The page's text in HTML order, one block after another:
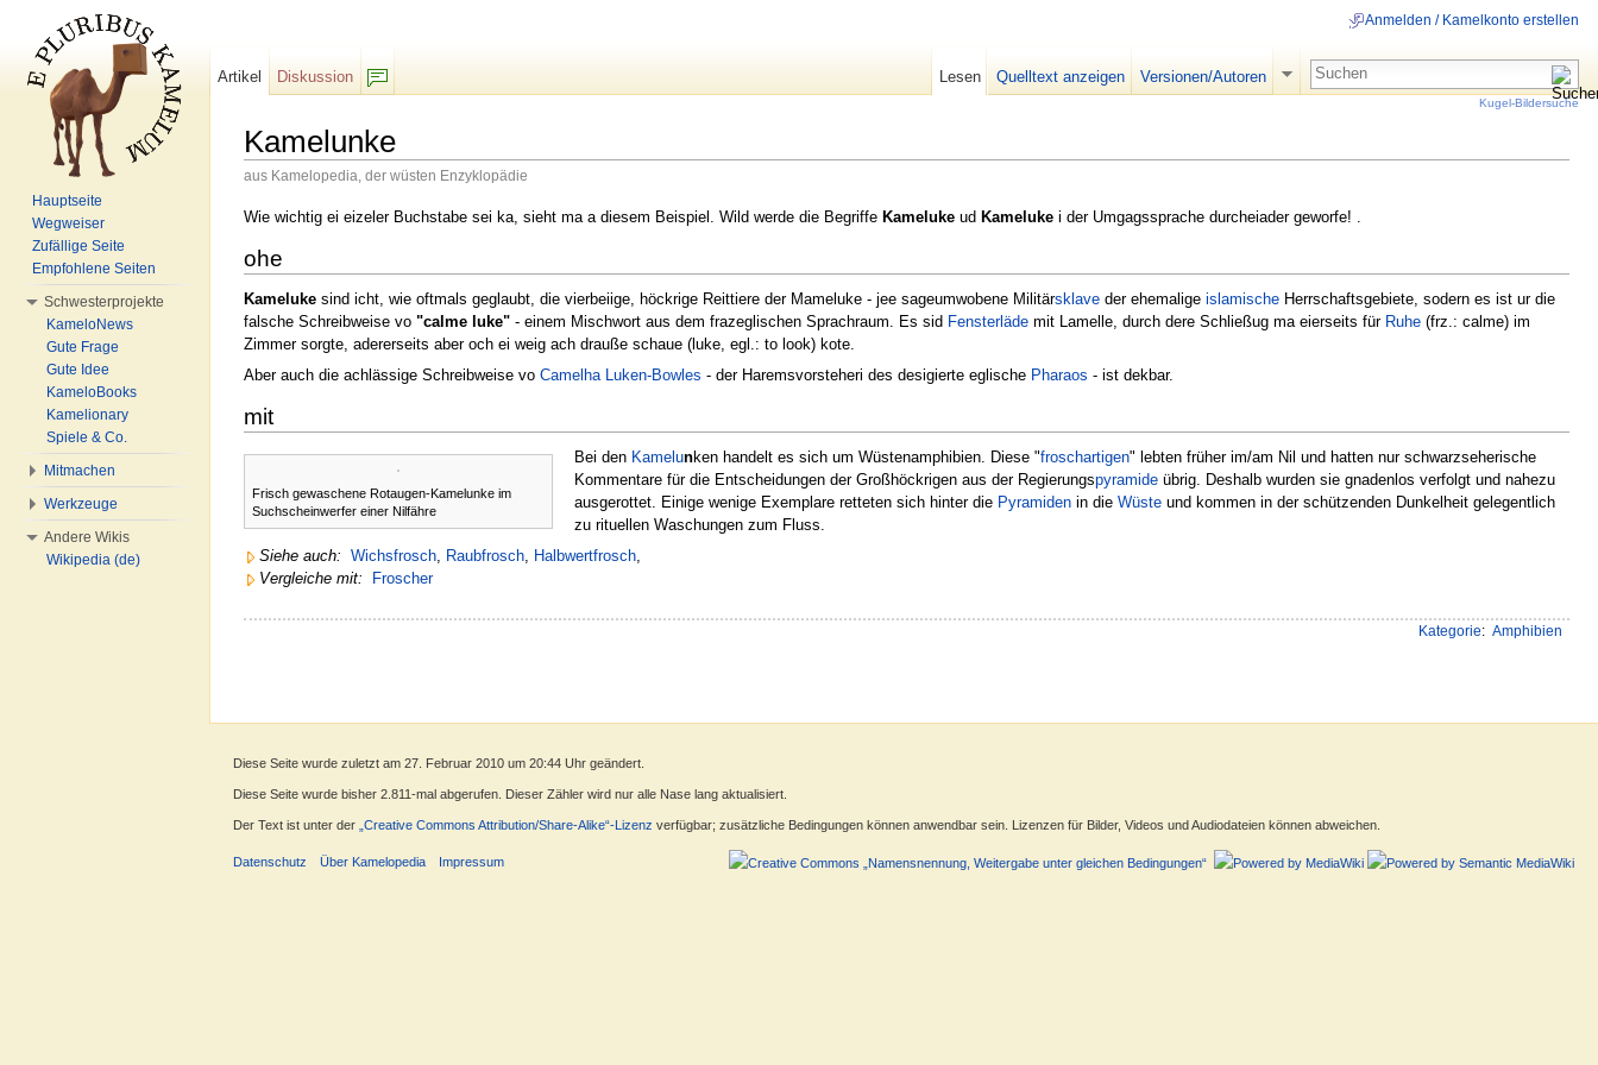
Kamelunke
aus Kamelopedia, der wüsten Enzyklopädie
Wie wichtig ei eizeler Buchstabe sei ka, sieht ma a diesem Beispiel. Wild werde die Begriffe Kameluke ud Kameluke i der Umgagssprache durcheiader geworfe! .
ohe
Kameluke sind icht, wie oftmals geglaubt, die vierbeiige, höckrige Reittiere der Mameluke - jee sageumwobene Militärsklave der ehemalige islamische Herrschaftsgebiete, sodern es ist ur die
falsche Schreibweise vo "calme luke" - einem Mischwort aus dem frazeglischen Sprachraum. Es sid Fensterläde mit Lamelle, durch dere Schließug ma eierseits für Ruhe (frz.: calme) im
Zimmer sorgte, adererseits aber och ei weig ach drauße schaue (luke, egl.: to look) kote.
Aber auch die achlässige Schreibweise vo Camelha Luken-Bowles - der Haremsvorsteheri des desigierte eglische Pharaos - ist dekbar.
mit
Frisch gewaschene Rotaugen-Kamelunke im
Suchscheinwerfer einer Nilfähre
Bei den Kamelunken handelt es sich um Wüstenamphibien. Diese "froschartigen" lebten früher im/am Nil und hatten nur schwarzseherische
Kommentare für die Entscheidungen der Großhöckrigen aus der Regierungspyramideübrig. Deshalb wurden sie gnadenlos verfolgt und nahezu
ausgerottet. Einige wenige Exemplare retteten sich hinter die Pyramidenin die Wüsteund kommen in der schützenden Dunkelheit gelegentlich
zu rituellen Waschungen zum Fluss.
Siehe auch: Wichsfrosch Raubfrosch Halbwertfrosch
Vergleiche mit:
Froscher
Kategorie: Amphibien
Anmelden / Kamelkonto erstellen
Artikel
Diskussion
Lesen Quelltext anzeigen Versionen/Autoren
Kugel-Bildersuche
Hauptseite
Wegweiser
Zufällige Seite
Empfohlene Seiten
Schwesterprojekte
KameloNews
Gute Frage
Gute Idee
KameloBooks
Kamelionary
Spiele & Co.
Mitmachen
Werkzeuge
Andere Wikis
Wikipedia (de)
Diese Seite wurde zuletzt am 27. Februar 2010 um 20:44 Uhr geändert.
Diese Seite wurde bisher 2.811-mal abgerufen. Dieser Zähler wird nur alle Nase lang aktualisiert.
Der Text ist unter der „Creative Commons Attribution/Share-Alike“-Lizenz verfügbar; zusätzliche Bedingungen können anwendbar sein. Lizenzen für Bilder, Videos und Audiodateien können abweichen.
Datenschutz Über Kamelopedia Impressum